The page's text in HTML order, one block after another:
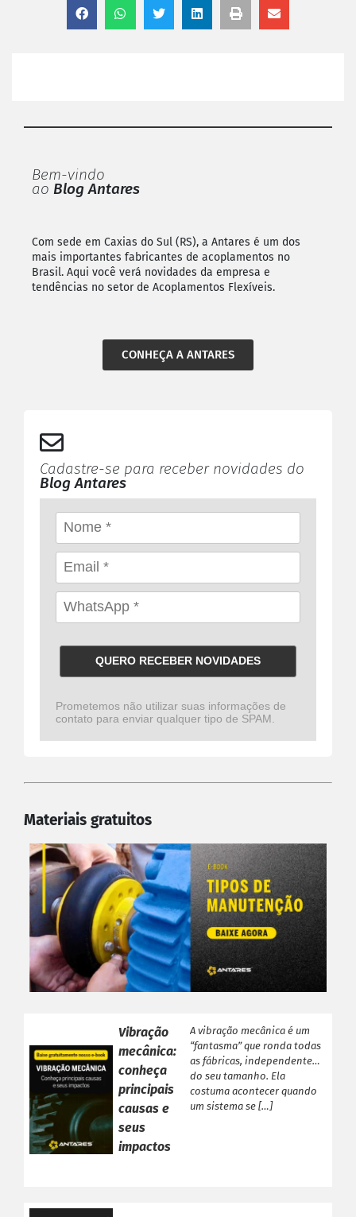
Bem-vindo
ao Blog Antares
Com sede em Caxias do Sul (RS), a Antares é um dos
mais importantes fabricantes de acoplamentos no
Brasil. Aqui você verá novidades da empresa e
tendências no setor de Acoplamentos Flexíveis.
CONHEÇA A ANTARES
Cadastre-se para receber novidades do
Blog Antares
QUERO RECEBER NOVIDADES
Prometemos não utilizar suas informações de
contato para enviar qualquer tipo de SPAM.
Materiais gratuitos
Vibração
mecânica:
conheça
principais
causas e
seus
impactos
A vibração mecânica é um
“fantasma” que ronda todas
as fábricas, independente
do seu tamanho. Ela
costuma acontecer quando
um sistema se […]